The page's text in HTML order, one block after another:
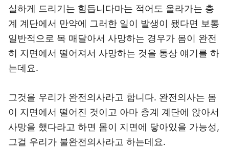
실하게 드리기는 힘듭니다마는 적어도 올라가는 층
계 계단에서 만약에 그러한 일이 발생이 됐다면 보통
일반적으로 목 매달아서 사망하는 경우가 몸이 완전
히 지면에서 떨어져서 사망하는 것을 통상 얘기를 하
는데요.
그것을 우리가 완전의사라고 합니다. 완전의사는 몸
이 지면에서 떨어진 것이고 아마 층계 계단에 앉아서
사망을 했다라고 하면 몸이 지면에 닿아있을 가능성,
그걸 우리가 불완전의사라고 하는데요.